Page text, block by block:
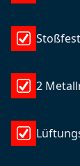
Stoßfest
2